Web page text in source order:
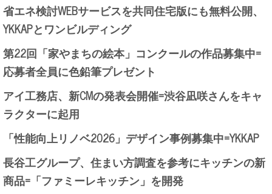
省エネ検討WEBサービスを共同住宅版にも無料公開、
YKKAPとワンビルディング
第22回「家やまちの絵本」コンクールの作品募集中=
応募者全員に色鉛筆プレゼント
アイ工務店、新CMの発表会開催=渋谷凪咲さんをキャ
ラクターに起用
「性能向上リノベ2026」デザイン事例募集中=YKKAP
長谷工グループ、住まい方調査を参考にキッチンの新
商品=「ファミーレキッチン」を開発